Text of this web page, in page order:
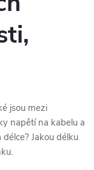
jsou mezi
napětí na kabelu a
Jakou délku